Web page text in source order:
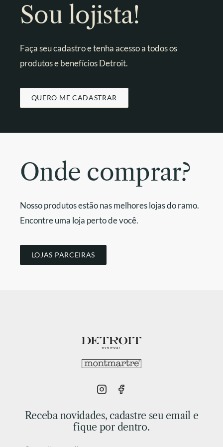
Sou lojista!
Faça seu cadastro e tenha acesso a todos os
produtos e benefícios Detroit.
QUERO ME CADASTRAR
Onde comprar?
Nosso produtos estão nas melhores lojas do ramo.
Encontre uma loja perto de você.
LOJAS PARCEIRAS
Receba novidades, cadastre seu email e
fique por dentro.